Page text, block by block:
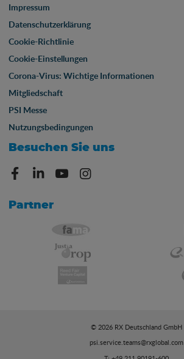
Impressum
Datenschutzerklärung
Cookie-Richtlinie
Cookie-Einstellungen
Corona-Virus: Wichtige Informationen
Mitgliedschaft
PSI Messe
Nutzungsbedingungen
Besuchen Sie uns
Partner
© 2026 RX Deutschland GmbH
psi.service.teams@rxglobal.com